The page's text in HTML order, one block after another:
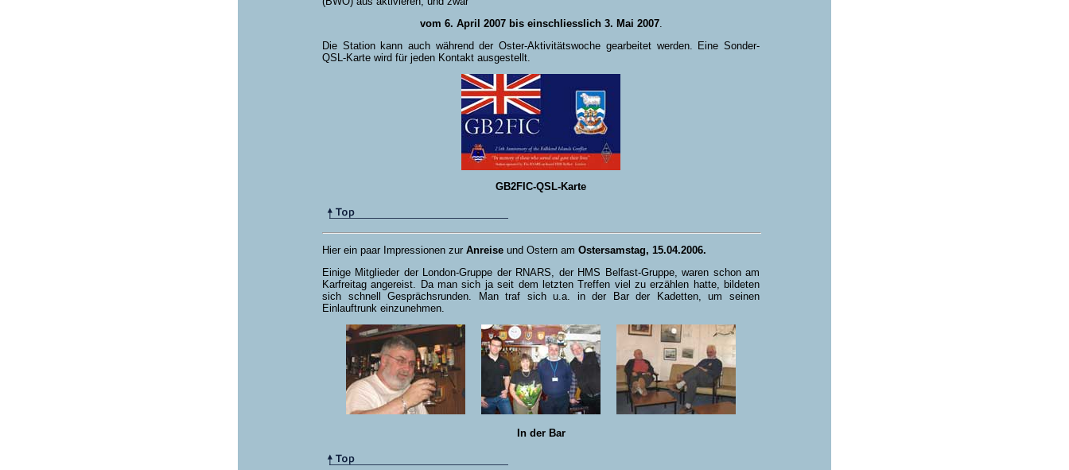
vom 6. April 2007 bis einschliesslich 3. Mai 2007.
Die Station kann auch während der Oster-Aktivitätswoche gearbeitet werden. Eine Sonder-
QSL-Karte wird für jeden Kontakt ausgestellt.
GB2FIC-QSL-Karte
Hier ein paar Impressionen zur Anreise und Ostern am Ostersamstag, 15.04.2006.
Einige Mitglieder der London-Gruppe der RNARS, der HMS Belfast-Gruppe, waren schon am
Karfreitag angereist. Da man sich ja seit dem letzten Treffen viel zu erzählen hatte, bildeten
sich schnell Gesprächsrunden. Man traf sich u.a. in der Bar der Kadetten, um seinen
Einlauftrunk einzunehmen.
In der Bar